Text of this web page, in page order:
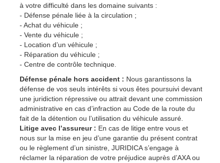
à votre difficulté dans les domaine suivants :
- Défense pénale liée à la circulation ;
- Achat du véhicule ;
- Vente du véhicule ;
- Location d’un véhicule ;
- Réparation du véhicule ;
- Centre de contrôle technique.
Défense pénale hors accident : Nous garantissons la
défense de vos seuls intérêts si vous êtes poursuivi devant
une juridiction répressive ou attrait devant une commission
administrative en cas d’infraction au Code de la route du
fait de la détention ou l’utilisation du véhicule assuré.
Litige avec l’assureur : En cas de litige entre vous et
nous sur la mise en jeu d’une garantie du présent contrat
ou le règlement d’un sinistre, JURIDICA s’engage à
réclamer la réparation de votre préjudice auprès d’AXA ou